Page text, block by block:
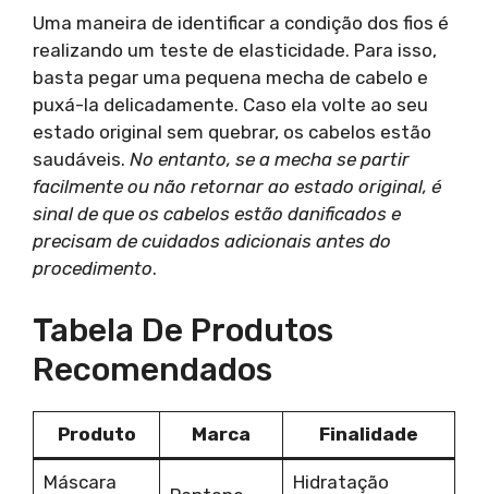
Uma maneira de identificar a condição dos fios é
realizando um teste de elasticidade. Para isso,
basta pegar uma pequena mecha de cabelo e
puxá-la delicadamente. Caso ela volte ao seu
estado original sem quebrar, os cabelos estão
saudáveis. No entanto, se a mecha se partir
facilmente ou não retornar ao estado original, é
sinal de que os cabelos estão danificados e
precisam de cuidados adicionais antes do
procedimento.
Tabela De Produtos
Recomendados
Produto Marca Finalidade
Máscara
Hidratação